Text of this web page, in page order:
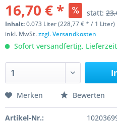
16,70 € * statt:
Inhalt:0.073 Liter (228,77 € * / 1 Liter)
inkl. MwSt.zzgl. Versandkosten
Sofort versandfertig,
Merken Bewerten
Artikel-Nr.: